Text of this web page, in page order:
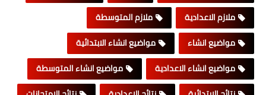
ملازم الاعدادية
ملازم المتوسطة
مواضيع انشاء
مواضيع انشاء الابتدائية
مواضيع انشاء الاعدادية
مواضيع انشاء المتوسطة